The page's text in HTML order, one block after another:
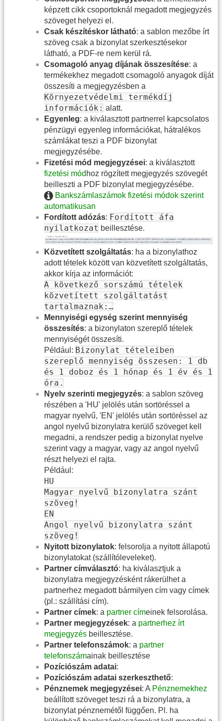
képzett cikk csoportoknál megadott megjegyzés
szöveget helyezi el.
Csak készítéskor látható: a sablon mezőbe írt
szöveg csak a bizonylat szerkesztésekor
látható, a PDF-re nem kerül rá.
Csomagoló anyag díjának összesítése: a
termékekhez megadott csomagoló anyagok díját
összesíti a megjegyzésben a
Környezetvédelmi termékdíj
információk: alatt.
Egyenleg: a kiválasztott partnerrel kapcsolatos
pénzügyi egyenleg információkat, hátralékos
számlákat teszi a PDF bizonylat
megjegyzésébe.
Fizetési mód megjegyzései: a kiválasztott
fizetési mód hoz rögzített megjegyzés szövegét
beilleszti a PDF bizonylat megjegyzésébe.
Bankszámlaszámok fizetési módok szerint
automatikusan
Fordított adózás: Fordított áfa
nyilatkozat beillesztése.
Közvetített szolgáltatás: ha a bizonylathoz
adott tételek között van közvetített szolgáltatás,
akkor kírja az információt:
A következő sorszámú tételek
közvetített szolgáltatást
tartalmaznak:…
Mennyiségi egység szerint mennyiség
összesítés: a bizonylaton szereplő tételek
mennyiségét összesíti.
Például: Bizonylat tételeiben
szereplő mennyiség összesen: 1 db
és 1 doboz és 1 hónap és 1 év és 1
óra.
Nyelv szerinti megjegyzés: a sablon szöveg
részében a 'HU' jelölés után sortöréssel a
magyar nyelvű, 'EN' jelölés után sortöréssel az
angol nyelvű bizonylatra kerülő szöveget kell
megadni, a rendszer pedig a bizonylat nyelve
szerint vagy a magyar, vagy az angol nyelvű
részt helyezi el rajta.
Például:
HU
Magyar nyelvű bizonylatra szánt
szöveg!
EN
Angol nyelvű bizonylatra szánt
szöveg!
Nyitott bizonylatok: felsorolja a nyitott állapotú
bizonylatokat (szállítóleveleket).
Partner címválasztó: ha kiválasztjuk a
bizonylatra megjegyzésként rákerülhet a
partnerhez megadott bármilyen cím vagy címek
(pl.: szállítási cím).
Partner címek: a partner címeinek felsorolása.
Partner megjegyzések: a partnerhez írt
megjegyzés beillesztése.
Partner telefonszámok: a partner
telefonszámainak beillesztése
Pozíciószám adatai:
Pozíciószám adatai szerkeszthető:
Pénznemek megjegyzései: A Pénznemekhez
beállított szöveget teszi rá a bizonylatra, a
bizonylat pénznemétől függően. Pl. ha